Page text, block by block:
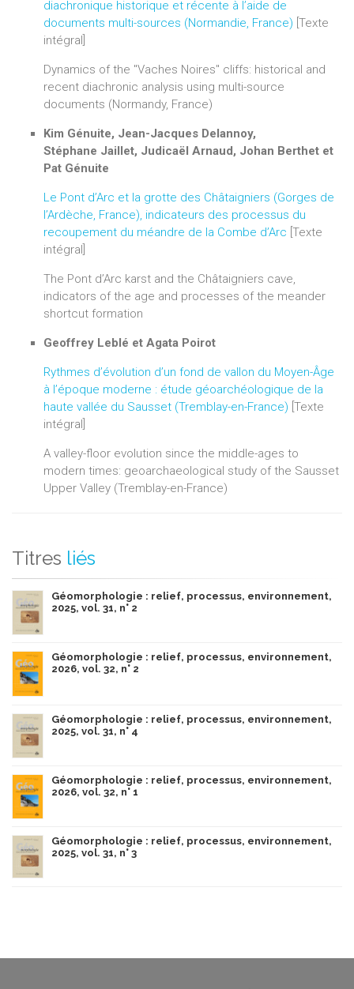
diachronique historique et récente à l’aide de
documents multi-sources (Normandie, France) [Texte
intégral]
Dynamics of the "Vaches Noires" cliffs: historical and
recent diachronic analysis using multi-source
documents (Normandy, France)
Kim Génuite, Jean-Jacques Delannoy,
Stéphane Jaillet, Judicaël Arnaud, Johan Berthet et
Pat Génuite
Le Pont d’Arc et la grotte des Châtaigniers (Gorges de
l’Ardèche, France), indicateurs des processus du
recoupement du méandre de la Combe d’Arc [Texte
intégral]
The Pont d’Arc karst and the Châtaigniers cave,
indicators of the age and processes of the meander
shortcut formation
Geoffrey Leblé et Agata Poirot
Rythmes d’évolution d’un fond de vallon du Moyen-Âge
à l’époque moderne : étude géoarchéologique de la
haute vallée du Sausset (Tremblay-en-France) [Texte
intégral]
A valley-floor evolution since the middle-ages to
modern times: geoarchaeological study of the Sausset
Upper Valley (Tremblay-en-France)
Titres liés
Géomorphologie : relief, processus, environnement,
2025, vol. 31, n° 2
Géomorphologie : relief, processus, environnement,
2026, vol. 32, n° 2
Géomorphologie : relief, processus, environnement,
2025, vol. 31, n° 4
Géomorphologie : relief, processus, environnement,
2026, vol. 32, n° 1
Géomorphologie : relief, processus, environnement,
2025, vol. 31, n° 3